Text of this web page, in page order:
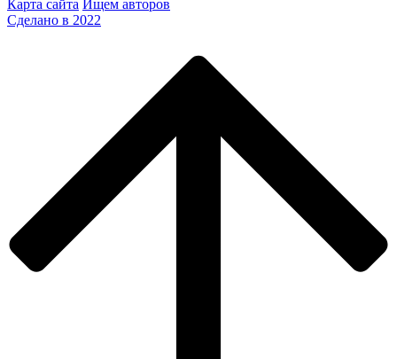
Карта сайта Ищем авторов
Сделано в 2022